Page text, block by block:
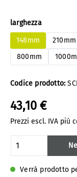
Codice prodotto:
43,10 €
Prezzi escl. IVA più
Verrà prodotto
Seleziona
larghezza
148mm
210mm
800mm
Quantità